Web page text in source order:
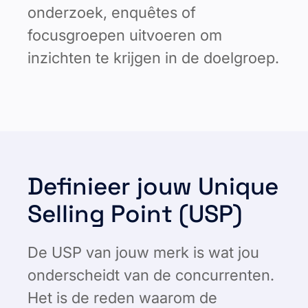
onderzoek, enquêtes of
focusgroepen uitvoeren om
inzichten te krijgen in de doelgroep.
Definieer jouw Unique
Selling Point (USP)
De USP van jouw merk is wat jou
onderscheidt van de concurrenten.
Het is de reden waarom de